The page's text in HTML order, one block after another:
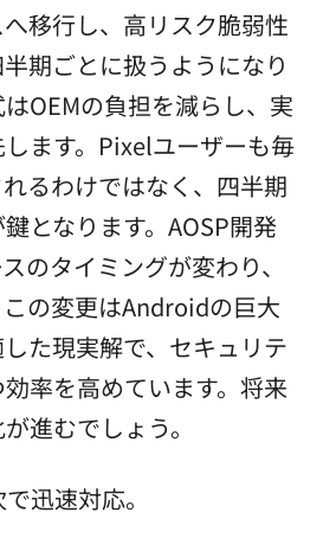
移行し、高リスク脆弱性
期ごとに扱うようになり
OEMの負担を減らし、実
ます。Pixelユーザーも毎
るわけではなく、四半期
となります。AOSP開発
のタイミングが変わり、
の変更はAndroidの巨大
た現実解で、セキュリテ
率を高めています。将来
進むでしょう。
迅速対応。